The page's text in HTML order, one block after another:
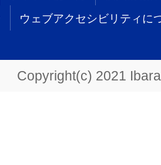
ウェブアクセシビリティに
Copyright(c) 2021